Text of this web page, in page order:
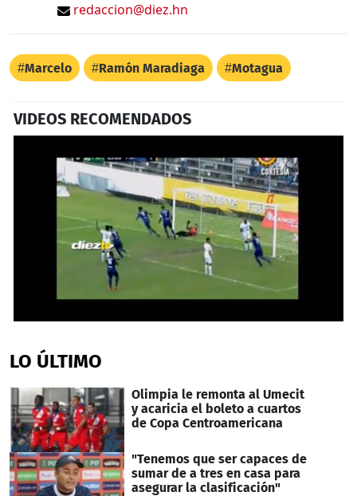
redaccion@diez.hn
Marcelo Ramón Maradiaga Motagua
VIDEOS RECOMENDADOS
of
1
13
seconds
LO ÚLTIMO
Olimpia le remonta al Umecit
y acaricia el boleto a cuartos
de Copa Centroamericana
"Tenemos que ser capaces de
sumar de a tres en casa para
asegurar la clasificación"